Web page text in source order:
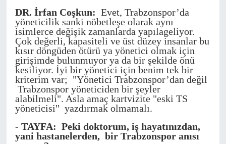
DR. İrfan Coşkun: Evet, Trabzonspor’da
yöneticilik sanki nöbetleşe olarak aynı
isimlerce değişik zamanlarda yapılageliyor.
Çok değerli, kapasiteli ve üst düzey insanlar bu
kısır döngüden ötürü ya yönetici olmak için
girişimde bulunmuyor ya da bir şekilde önü
kesiliyor. İyi bir yönetici için benim tek bir
kriterim var; "Yönetici Trabzonspor’dan değil
Trabzonspor yöneticiden bir şeyler
alabilmeli". Asla amaç kartvizite "eski TS
yöneticisi" yazdırmak olmamalı.
- TAYFA: Peki doktorum, iş hayatınızdan,
yani hastanelerden, bir Trabzonspor anısı